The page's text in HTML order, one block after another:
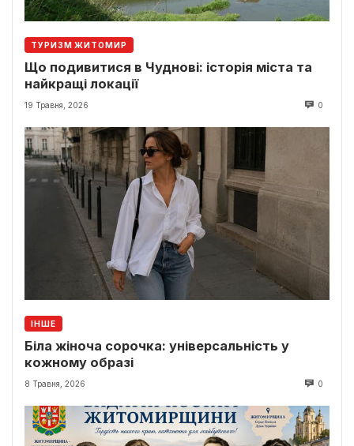
ТУРИЗМ ЖИТОМИР
Що подивитися в Чуднові: історія міста та
найкращі локації
19 Травня, 2026 0
ІНШЕ
Біла жіноча сорочка: універсальність у
кожному образі
8 Травня, 2026 0